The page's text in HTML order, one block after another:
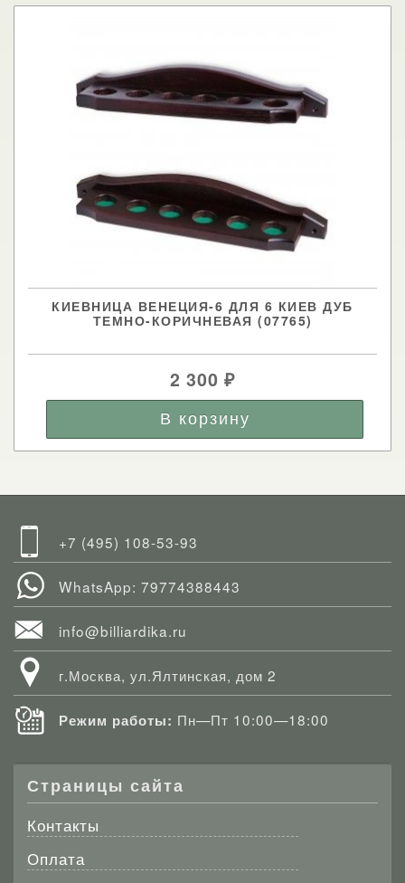
КИЕВНИЦА ВЕНЕЦИЯ-6 ДЛЯ 6 КИЕВ ДУБ
ТЕМНО-КОРИЧНЕВАЯ (07765)
2 300₽
+7 (495) 108-53-93
WhatsApp: 79774388443
info@billiardika.ru
г.Москва, ул.Ялтинская, дом 2
Режим работы: Пн—Пт 10:00—18:00
Страницы сайта
Контакты
Оплата